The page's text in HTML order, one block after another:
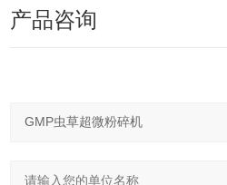
产品咨询